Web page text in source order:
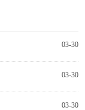
03-30
03-30
03-30